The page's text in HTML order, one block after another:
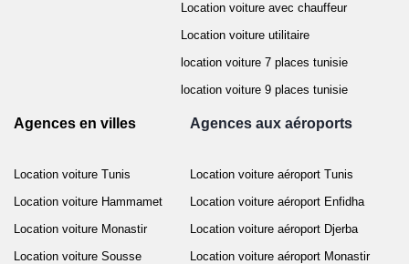
Location voiture avec chauffeur
Location voiture utilitaire
location voiture 7 places tunisie
location voiture 9 places tunisie
Agences en villes
Location voiture Tunis
Location voiture Hammamet
Location voiture Monastir
Location voiture Sousse
Agences aux aéroports
Location voiture aéroport Tunis
Location voiture aéroport Enfidha
Location voiture aéroport Djerba
Location voiture aéroport Monastir